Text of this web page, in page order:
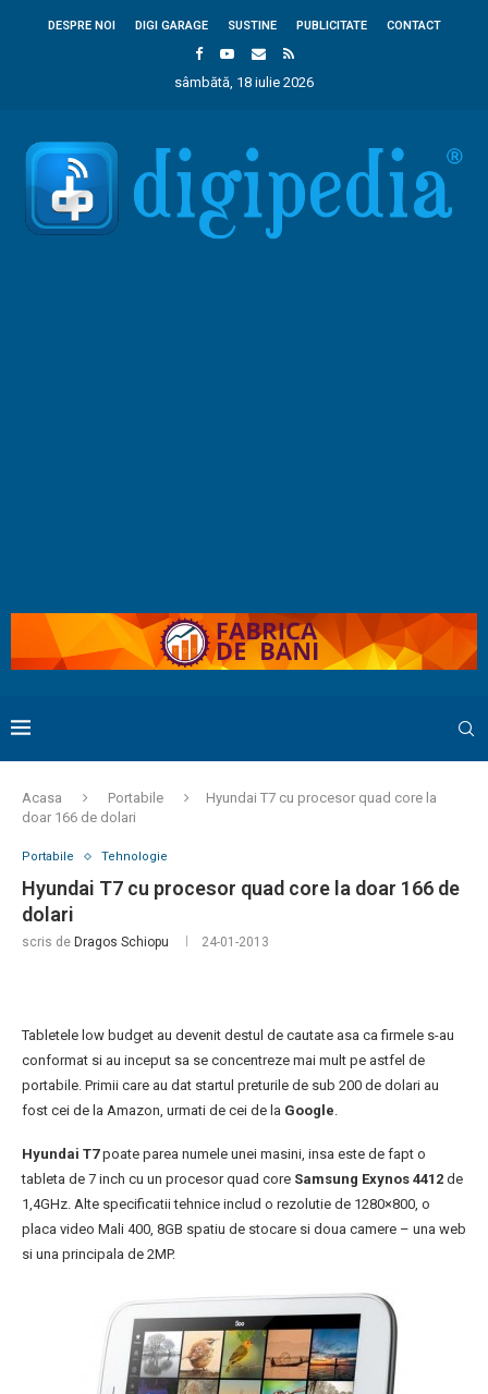
DESPRE NOI DIGI GARAGE SUSTINE PUBLICITATE CONTACT
sâmbătă, 18 iulie 2026
Acasa Portabile
Hyundai T7 cu procesor quad core la
doar 166 de dolari
Portabile Tehnologie
Hyundai T7 cu procesor quad core la doar 166 de
dolari
scris de Dragos Schiopu 24-01-2013
Tabletele low budget au devenit destul de cautate asa ca firmele s-au
conformat si au inceput sa se concentreze mai mult pe astfel de
portabile. Primii care au dat startul preturile de sub 200 de dolari au
fost cei de la Amazon, urmati de cei de la Google.
Hyundai T7poate parea numele unei masini, insa este de fapt o
tableta de 7 inch cu un procesor quad core Samsung Exynos 4412 de
1,4GHz. Alte specificatii tehnice includ o rezolutie de 1280×800, o
placa video Mali 400, 8GB spatiu de stocare si doua camere – una web
si una principala de 2MP.